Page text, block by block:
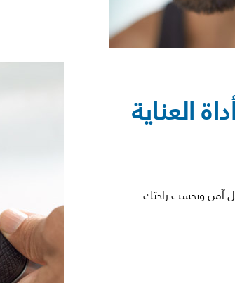
العناية
آمن وبحسب راحتك.